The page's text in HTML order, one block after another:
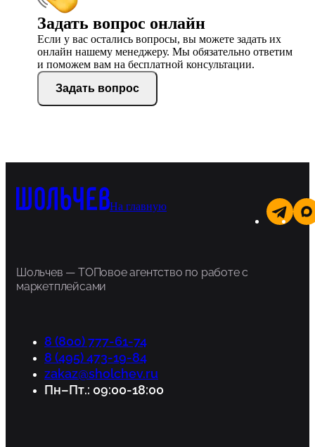
Задать вопрос онлайн
Если у вас остались вопросы, вы можете задать их
онлайн нашему менеджеру. Мы обязательно ответим
и поможем вам на бесплатной консультации.
Задать вопрос
На главную
Шольчев — ТОПовое агентство по работе с
маркетплейсами
8 (800) 777-61-74
8 (495) 473-19-84
zakaz@sholchev.ru
Пн–Пт.: 09:00-18:00